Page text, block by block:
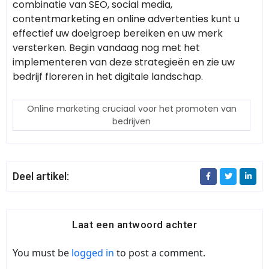
combinatie van SEO, social media,
contentmarketing en online advertenties kunt u
effectief uw doelgroep bereiken en uw merk
versterken. Begin vandaag nog met het
implementeren van deze strategieën en zie uw
bedrijf floreren in het digitale landschap.
Online marketing cruciaal voor het promoten van
bedrijven
Deel artikel:
Laat een antwoord achter
You must be logged in to post a comment.